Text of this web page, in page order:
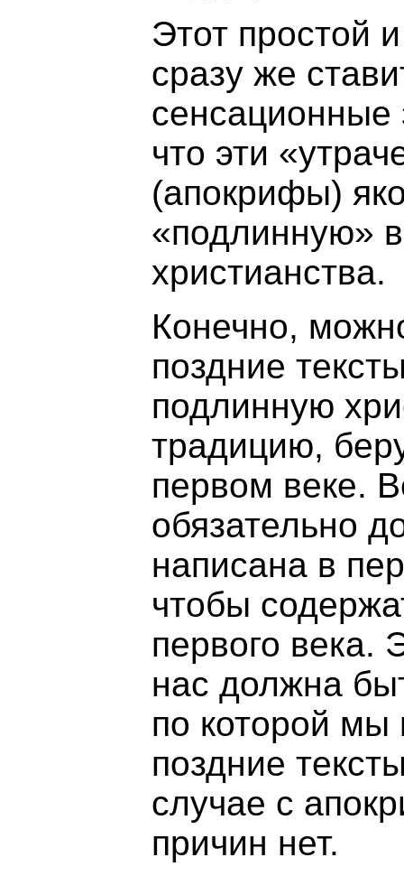
Этот простой
сразу же
сенсационные
что эти
(апокрифы)
«подлинную»
христианства.
Конечно,
поздние
подлинную
традицию,
первом веке.
обязательно
написана в
чтобы
первого века.
нас должна
по которой мы
поздние
случае с
причин нет.